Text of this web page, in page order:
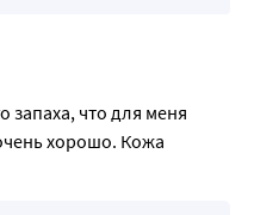
запаха, что для меня
хорошо. Кожа